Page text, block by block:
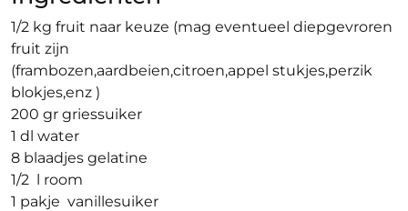
1/2 kg fruit naar keuze (mag eventueel diepgevroren
fruit zijn
(frambozen,aardbeien,citroen,appel stukjes,perzik
blokjes,enz )
200 gr griessuiker
1 dl water
8 blaadjes gelatine
1/2 l room
1 pakje vanillesuiker